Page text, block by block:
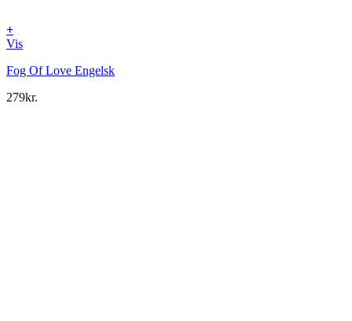
+
Vis
Fog Of Love Engelsk
279kr.